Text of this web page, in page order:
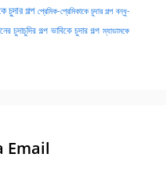
চুদার গল্প প্রেমিক-প্রেমিকাকে চুদার গল্প বন্ধু-
চুদাচুদির গল্প ভাবিকে চুদার গল্প ম্যাডামকে
Email